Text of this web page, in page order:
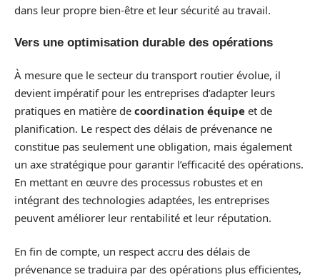
dans leur propre bien-être et leur sécurité au travail.
Vers une optimisation durable des opérations
À mesure que le secteur du transport routier évolue, il
devient impératif pour les entreprises d’adapter leurs
pratiques en matière de coordination équipe et de
planification. Le respect des délais de prévenance ne
constitue pas seulement une obligation, mais également
un axe stratégique pour garantir l’efficacité des opérations.
En mettant en œuvre des processus robustes et en
intégrant des technologies adaptées, les entreprises
peuvent améliorer leur rentabilité et leur réputation.
En fin de compte, un respect accru des délais de
prévenance se traduira par des opérations plus efficientes,